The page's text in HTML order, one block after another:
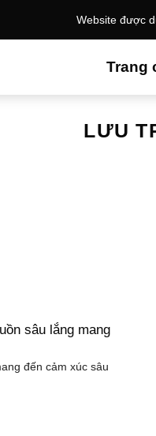
Website được
Trang
LƯU
sâu lắng mang
đến cảm xúc sâu